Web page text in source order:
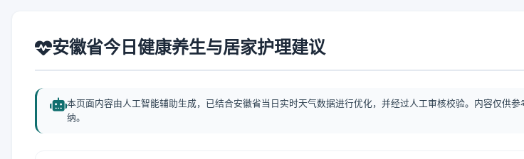
安徽省今日健康养生与居家护理建议
本页面内容由人工智能辅助生成，已结合安徽省当日实时天气数据进行优化，并经过人工审核校验。内容仅供
纳。